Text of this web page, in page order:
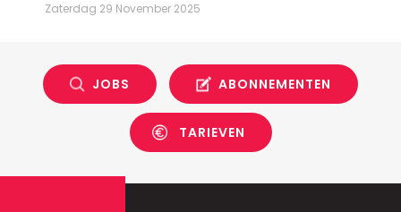
Zaterdag 29 November 2025
JOBS ABONNEMENTEN
TARIEVEN